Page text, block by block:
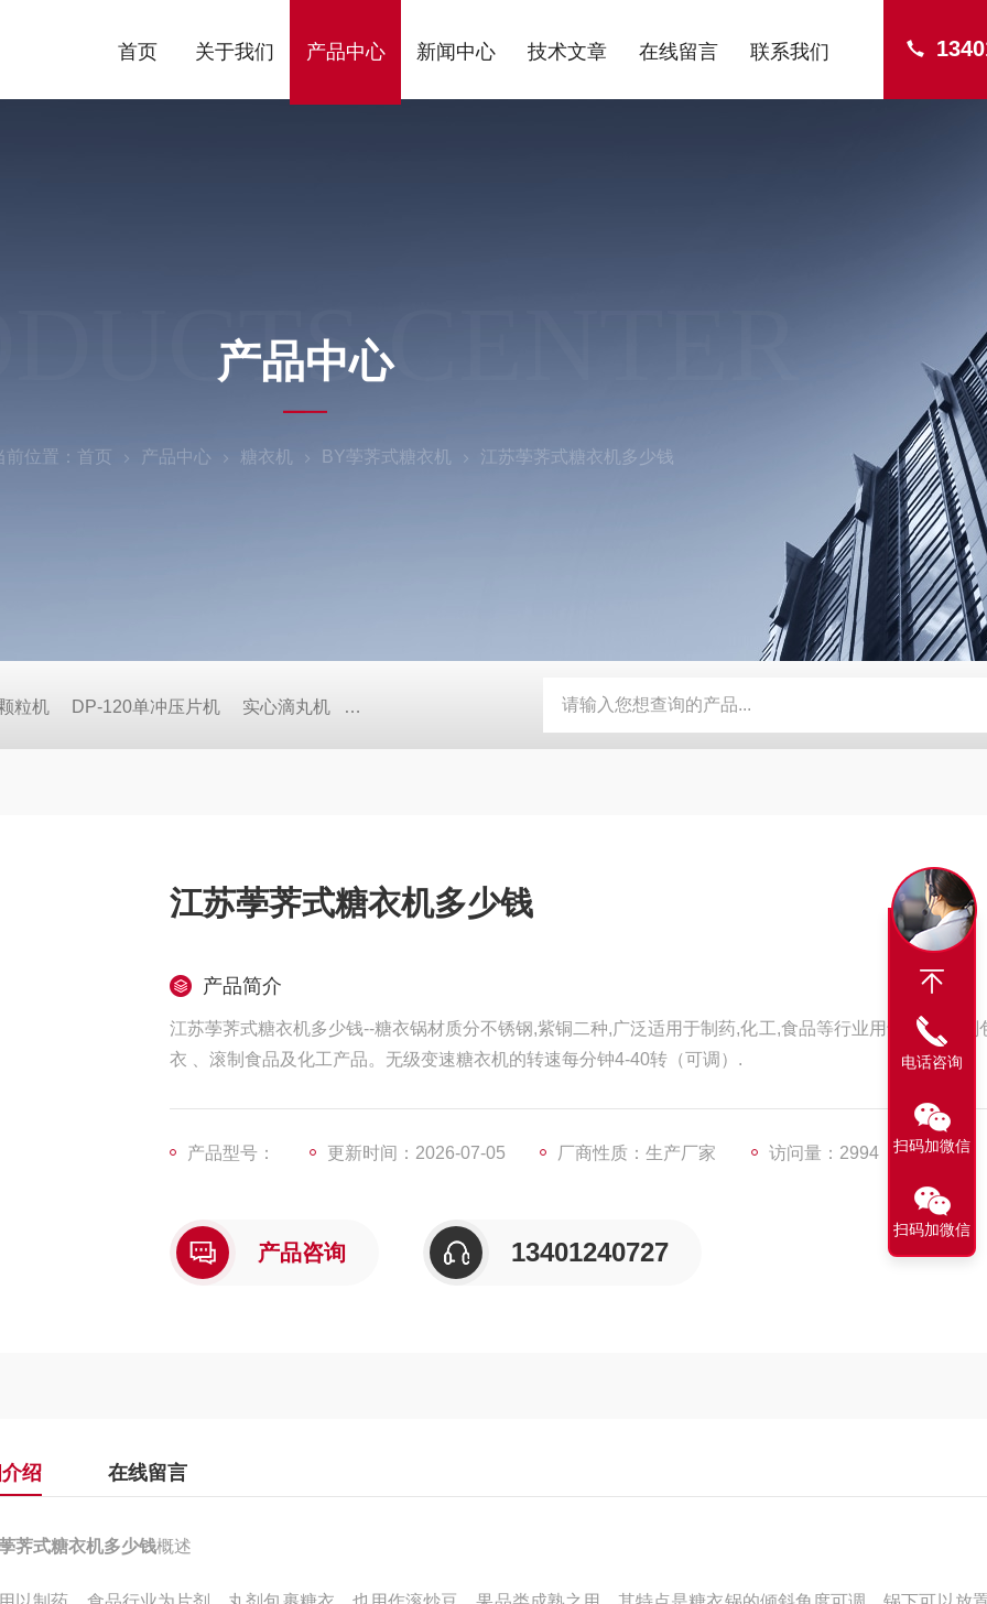
首页 关于我们 产品中心 新闻中心 技术文章 在线留言 联系我们
CENTER
产品中心
前位置： 首页 产品中心 糖衣机 BY荸荠式糖衣机 江苏荸荠式糖衣机多少钱
粒机 DP-120单冲压片机 实心滴丸机 BY荸荠式糖衣机 BY-800\BY-1000八角糖衣机 DW-1滴丸机
江苏荸荠式糖衣机多少钱
产品简介
江苏荸荠式糖衣机多少钱--糖衣锅材质分不锈钢,紫铜二种,广泛适用于制药,化工,食品等行业用于片剂,丸剂
衣 、滚制食品及化工产品。无级变速糖衣机的转速每分钟4-40转（可调）.
产品型号： 更新时间：2026-07-05 厂商性质：生产厂家 访问量：2994
产品咨询 13401240727
绍 在线留言
荠式糖衣机多少钱概述
电话咨询
扫码加微信
扫码加微信